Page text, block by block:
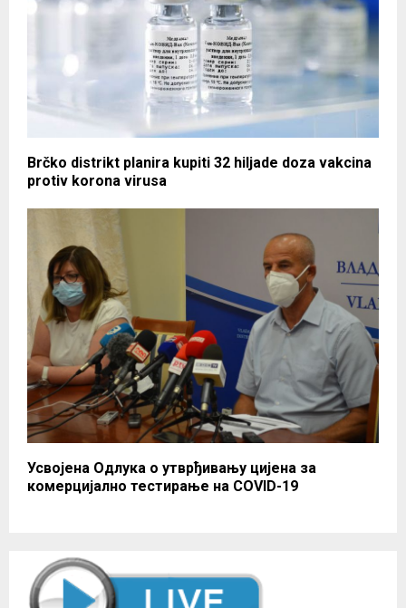
Brčko distrikt planira kupiti 32 hiljade doza vakcina
protiv korona virusa
Усвојена Одлука о утврђивању цијена за
комерцијално тестирање на COVID-19